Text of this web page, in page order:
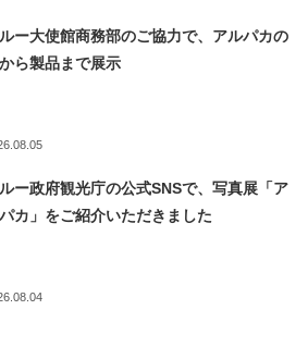
ー大使館商務部のご協力で、アルパカの
ら製品まで展示
ー政府観光庁の公式SNSで、写真展「ア
カ」をご紹介いただきました